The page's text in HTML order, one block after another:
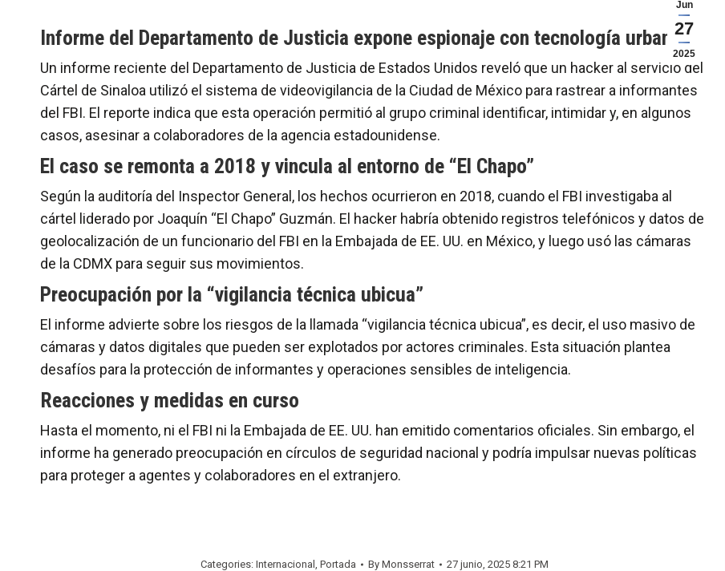
Jun
27
2025
Informe del Departamento de Justicia expone espionaje con tecnología urbana
Un informe reciente del Departamento de Justicia de Estados Unidos reveló que un hacker al servicio del
Cártel de Sinaloa utilizó el sistema de videovigilancia de la Ciudad de México para rastrear a informantes
del FBI. El reporte indica que esta operación permitió al grupo criminal identificar, intimidar y, en algunos
casos, asesinar a colaboradores de la agencia estadounidense.
El caso se remonta a 2018 y vincula al entorno de “El Chapo”
Según la auditoría del Inspector General, los hechos ocurrieron en 2018, cuando el FBI investigaba al
cártel liderado por Joaquín “El Chapo” Guzmán. El hacker habría obtenido registros telefónicos y datos de
geolocalización de un funcionario del FBI en la Embajada de EE. UU. en México, y luego usó las cámaras
de la CDMX para seguir sus movimientos.
Preocupación por la “vigilancia técnica ubicua”
El informe advierte sobre los riesgos de la llamada “vigilancia técnica ubicua”, es decir, el uso masivo de
cámaras y datos digitales que pueden ser explotados por actores criminales. Esta situación plantea
desafíos para la protección de informantes y operaciones sensibles de inteligencia.
Reacciones y medidas en curso
Hasta el momento, ni el FBI ni la Embajada de EE. UU. han emitido comentarios oficiales. Sin embargo, el
informe ha generado preocupación en círculos de seguridad nacional y podría impulsar nuevas políticas
para proteger a agentes y colaboradores en el extranjero.
Categories: Internacional , Portada By Monsserrat 27 junio, 2025 8:21 PM